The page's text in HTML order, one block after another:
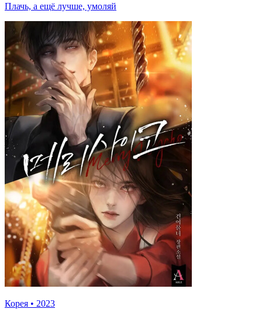
Плачь, а ещё лучше, умоляй
Корея • 2023